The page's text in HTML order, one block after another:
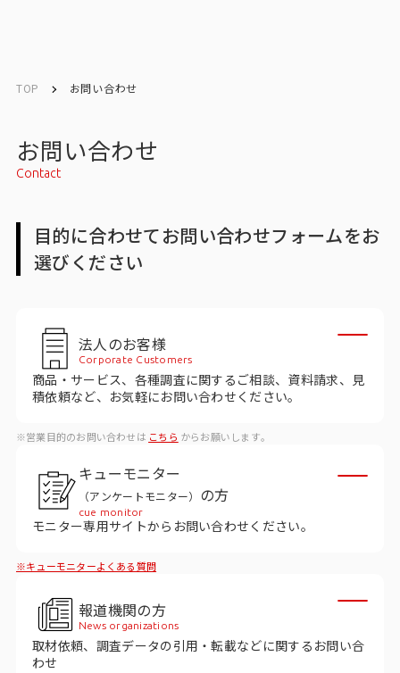
トップ
サービストップ
マーケティングリサーチ
マーケティング支援
マーケティングDX
課題から探す
市場・顧客理解に関する課題
戦略設計に関する課題
TOP お問い合わせ
お問い合わせ
Contact
目的に合わせてお問い合わせフォームをお
選びください
法人のお客様
Corporate Customers
商品・サービス、各種調査に関するご相談、資料請求、見
積依頼など、お気軽にお問い合わせください。
※営業目的のお問い合わせは こちら からお願いします。
キューモニター
（アンケートモニター） の方
cue monitor
モニター専用サイトからお問い合わせください。
※キューモニターよくある質問
報道機関の方
News organizations
取材依頼、調査データの引用・転載などに関するお問い合
わせ